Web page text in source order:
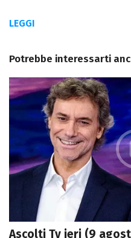
LEGGI
Potrebbe interessarti
Ascolti Tv ieri (9